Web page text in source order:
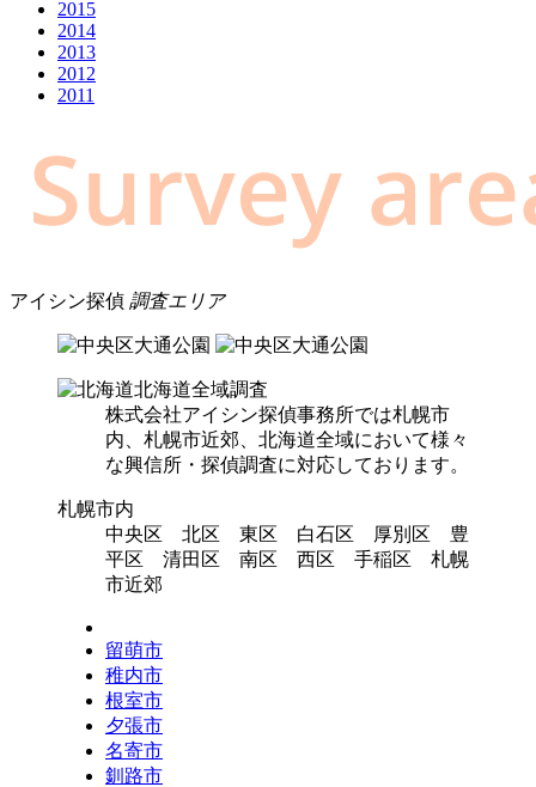
2015
2014
2013
2012
2011
アイシン探偵 調査エリア
北海道全域調査
株式会社アイシン探偵事務所では札幌市
内、札幌市近郊、北海道全域において様々
な興信所・探偵調査に対応しております。
札幌市内
中央区 北区 東区 白石区 厚別区 豊
平区 清田区 南区 西区 手稲区 札幌
市近郊
留萌市
稚内市
根室市
夕張市
名寄市
釧路市